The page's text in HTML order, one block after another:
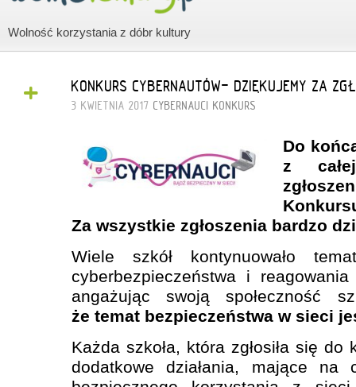
Wolność korzystania z dóbr kultury
+ KONKURS CYBERNAUTÓW- DZIĘKUJEMY ZA
3 KWIETNIA 2017 CYBERNAUCI KONKURS
Do
z
Za wszystkie zgłoszenia bardzo
Wiele szkół kontynuowało
cyberbezpieczeństwa i
angażując swoją społeczność
że temat bezpieczeństwa w sieci
Każda szkoła, która zgłosiła się do
dodatkowe działania, mające na